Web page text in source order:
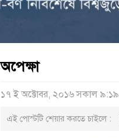
অপেক্ষা
১৭ ই অক্টোবর, ২০১৬ সকাল ৯:১৯
এই পোস্টটি শেয়ার করতে চাইলে :